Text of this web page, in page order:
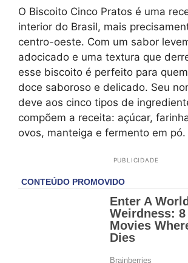
O Biscoito Cinco Pratos é uma
interior do Brasil, mais
centro-oeste. Com um sabor
adocicado e uma textura que
esse biscoito é perfeito para
doce saboroso e delicado. Seu
deve aos cinco tipos de
compõem a receita: açúcar,
ovos, manteiga e fermento em pó.
PUBLICIDADE